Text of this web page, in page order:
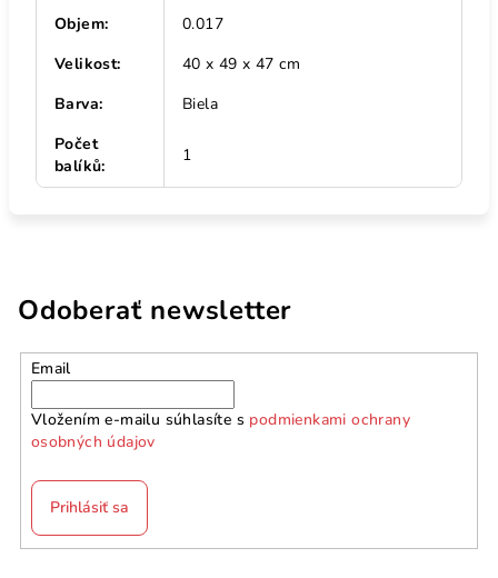
Objem:
0.017
Velikost:
40 x 49 x 47 cm
Barva:
Biela
Počet
balíků:
1
Odoberať newsletter
Email
Vložením e-mailu súhlasíte s podmienkami ochrany
osobných údajov
Prihlásiť sa